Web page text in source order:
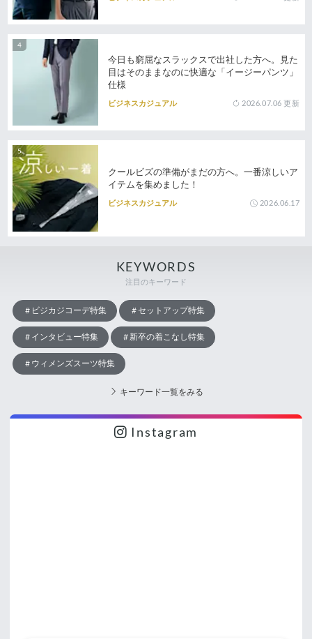
今日も窮屈なスラックスで出社した方へ。見た
目はそのままなのに快適な「イージーパンツ」
仕様
ビジネスカジュアル 2026.07.06 更新
クールビズの準備がまだの方へ。一番涼しいア
イテムを集めました！
ビジネスカジュアル 2026.06.17
KEYWORDS
注目のキーワード
ビジカジコーデ特集 セットアップ特集
インタビュー特集 新卒の着こなし特集
ウィメンズスーツ特集
キーワード一覧をみる
Instagram